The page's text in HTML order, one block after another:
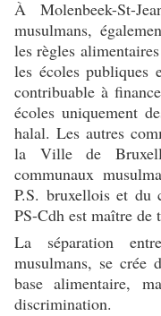
À Molenbeek-St-
musulmans,
les règles
les écoles
contribuable à
écoles uniquement
halal. Les autres
la Ville de
communaux
P.S. bruxellois et du
PS-Cdh est maître de
La séparation
musulmans, se crée
base alimentaire,
discrimination.